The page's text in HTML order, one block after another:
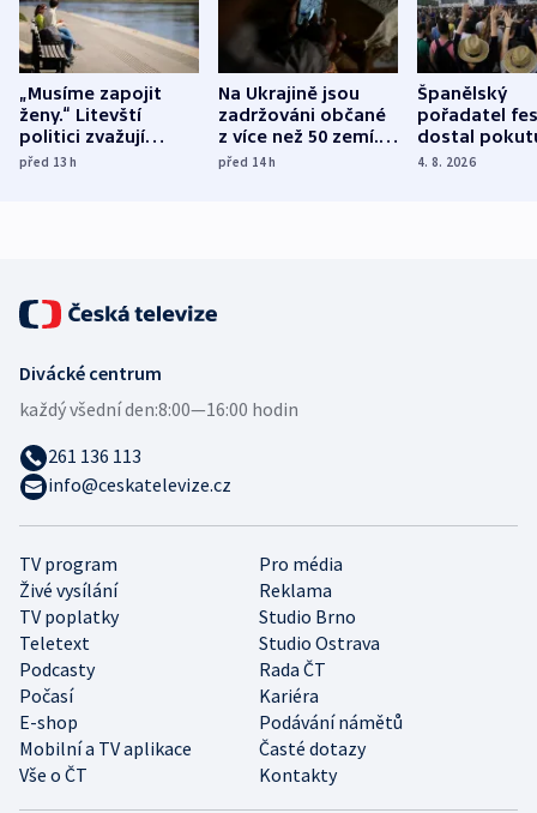
„Musíme zapojit
ženy.“ Litevští
politici zvažují
dohodu o
před 13h
Na Ukrajině jsou
zadržováni občané
z více než 50 zemí.
Bojovali na straně
před 14h
Španělský
pořadatel
dostal
nekalé
4. 8. 2026
TV program
Pro média
Živé vysílání
Reklama
TV poplatky
Studio Brno
Teletext
Studio Ostrava
Podcasty
Rada ČT
Počasí
Kariéra
E-shop
Podávání námětů
Mobilní a TV aplikace
Časté dotazy
Vše o ČT
Kontakty
Divácké centrum
každý všední den:8:00—16:00 hodin
261 136 113
info@ceskatelevize.cz